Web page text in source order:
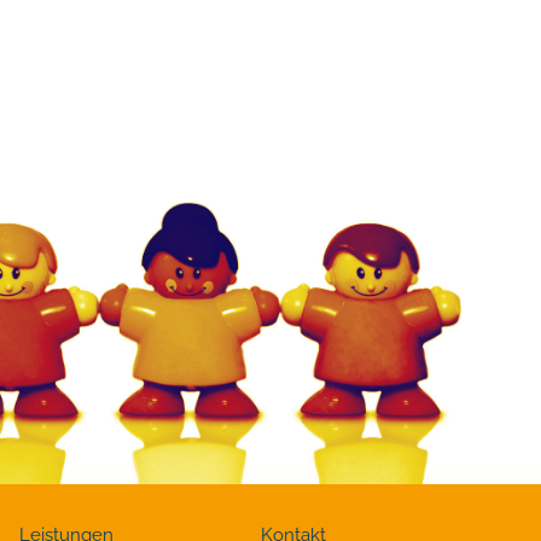
Leistungen Kontakt